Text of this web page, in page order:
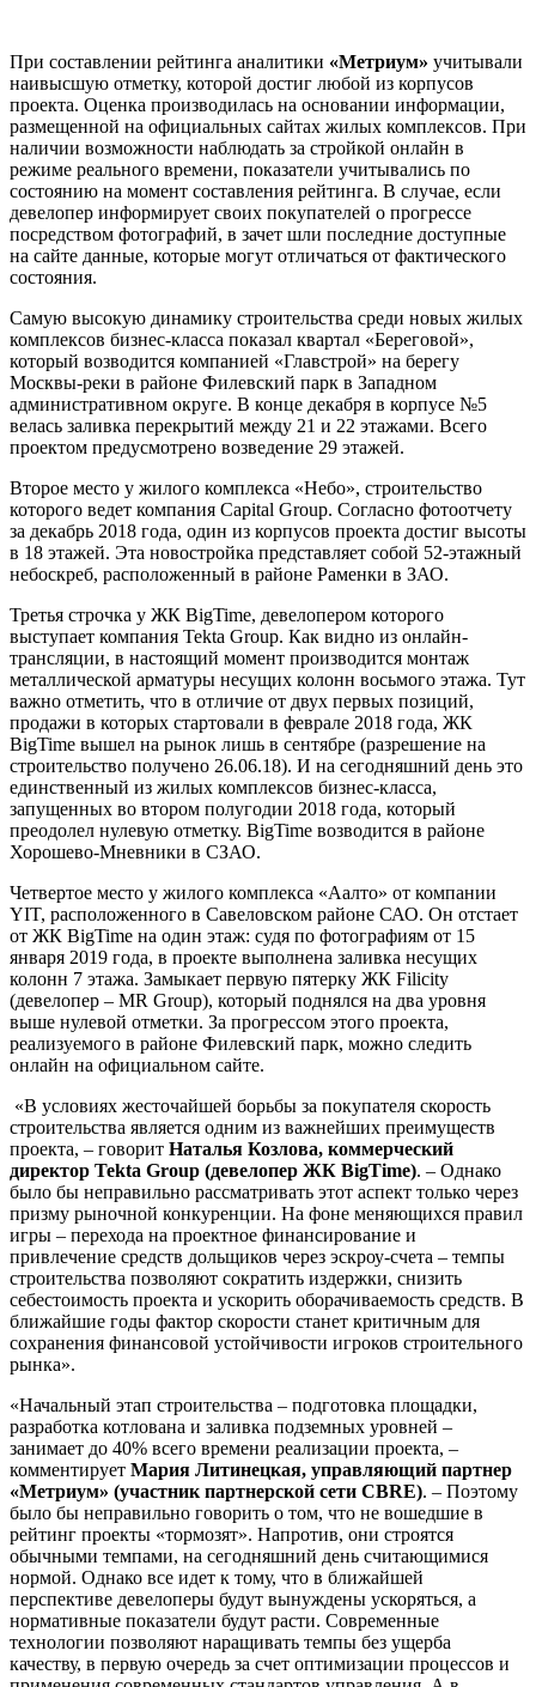
При составлении рейтинга аналитики «Метриум» учитывали
наивысшую отметку, которой достиг любой из корпусов
проекта. Оценка производилась на основании информации,
размещенной на официальных сайтах жилых комплексов. При
наличии возможности наблюдать за стройкой онлайн в
режиме реального времени, показатели учитывались по
состоянию на момент составления рейтинга. В случае, если
девелопер информирует своих покупателей о прогрессе
посредством фотографий, в зачет шли последние доступные
на сайте данные, которые могут отличаться от фактического
состояния.
Самую высокую динамику строительства среди новых жилых
комплексов бизнес-класса показал квартал «Береговой»,
который возводится компанией «Главстрой» на берегу
Москвы-реки в районе Филевский парк в Западном
административном округе. В конце декабря в корпусе №5
велась заливка перекрытий между 21 и 22 этажами. Всего
проектом предусмотрено возведение 29 этажей.
Второе место у жилого комплекса «Небо», строительство
которого ведет компания Capital Group. Согласно фотоотчету
за декабрь 2018 года, один из корпусов проекта достиг высоты
в 18 этажей. Эта новостройка представляет собой 52-этажный
небоскреб, расположенный в районе Раменки в ЗАО.
Третья строчка у ЖК BigTime, девелопером которого
выступает компания Tekta Group. Как видно из онлайн-
трансляции, в настоящий момент производится монтаж
металлической арматуры несущих колонн восьмого этажа. Тут
важно отметить, что в отличие от двух первых позиций,
продажи в которых стартовали в феврале 2018 года, ЖК
BigTime вышел на рынок лишь в сентябре (разрешение на
строительство получено 26.06.18). И на сегодняшний день это
единственный из жилых комплексов бизнес-класса,
запущенных во втором полугодии 2018 года, который
преодолел нулевую отметку. BigTime возводится в районе
Хорошево-Мневники в СЗАО.
Четвертое место у жилого комплекса «Аалто» от компании
YIT, расположенного в Савеловском районе САО. Он отстает
от ЖК BigTime на один этаж: судя по фотографиям от 15
января 2019 года, в проекте выполнена заливка несущих
колонн 7 этажа. Замыкает первую пятерку ЖК Filicity
(девелопер – MR Group), который поднялся на два уровня
выше нулевой отметки. За прогрессом этого проекта,
реализуемого в районе Филевский парк, можно следить
онлайн на официальном сайте.
«В условиях жесточайшей борьбы за покупателя скорость
строительства является одним из важнейших преимуществ
проекта, ­– говорит Наталья Козлова, коммерческий
директор Tekta Group (девелопер ЖК BigTime). – Однако
было бы неправильно рассматривать этот аспект только через
призму рыночной конкуренции. На фоне меняющихся правил
игры – перехода на проектное финансирование и
привлечение средств дольщиков через эскроу-счета – темпы
строительства позволяют сократить издержки, снизить
себестоимость проекта и ускорить оборачиваемость средств. В
ближайшие годы фактор скорости станет критичным для
сохранения финансовой устойчивости игроков строительного
рынка».
«Начальный этап строительства – подготовка площадки,
разработка котлована и заливка подземных уровней –
занимает до 40% всего времени реализации проекта, –
комментирует Мария Литинецкая, управляющий партнер
«Метриум» (участник партнерской сети CBRE). – Поэтому
было бы неправильно говорить о том, что не вошедшие в
рейтинг проекты «тормозят». Напротив, они строятся
обычными темпами, на сегодняшний день считающимися
нормой. Однако все идет к тому, что в ближайшей
перспективе девелоперы будут вынуждены ускоряться, а
нормативные показатели будут расти. Современные
технологии позволяют наращивать темпы без ущерба
качеству, в первую очередь за счет оптимизации процессов и